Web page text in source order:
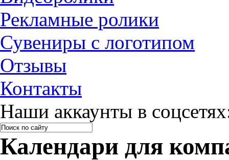
Рекламные ролики
Сувениры с логотипом
Отзывы
Контакты
Наши аккаунты в
Календари для